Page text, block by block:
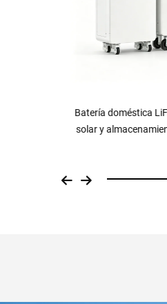
Batería doméstica
solar y